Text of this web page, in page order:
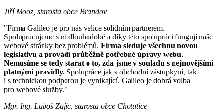
Jiří Mooz, starosta obce Brandov
"Firma Galileo je pro nás velice solidním partnerem.
Spolupracujeme s ní dlouhodobě a díky této spolupráci fungují naše
webové stránky bez problémů. Firma sleduje všechnu novou
legislativu a provádí průběžně potřebné úpravy webu.
Nemusíme se tedy starat o to, zda jsme v souladu s nejnovějšími
platnými pravidly. Spolupráce jak s obchodní zástupkyní, tak
i s technickou podporou je vynikající. Galileo je dobrá volba
pro webové služby."
Mgr. Ing. Luboš Zajíc, starosta obce Chotutice